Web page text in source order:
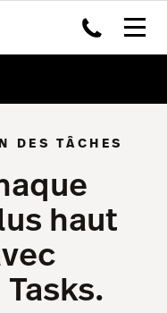
DES TÂCHES
haut